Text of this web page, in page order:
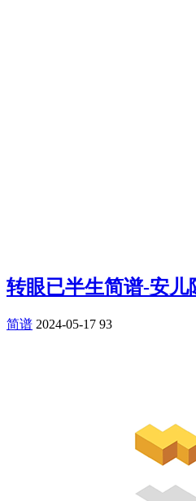
转眼已半生简谱-安儿
简谱 2024-05-17 93